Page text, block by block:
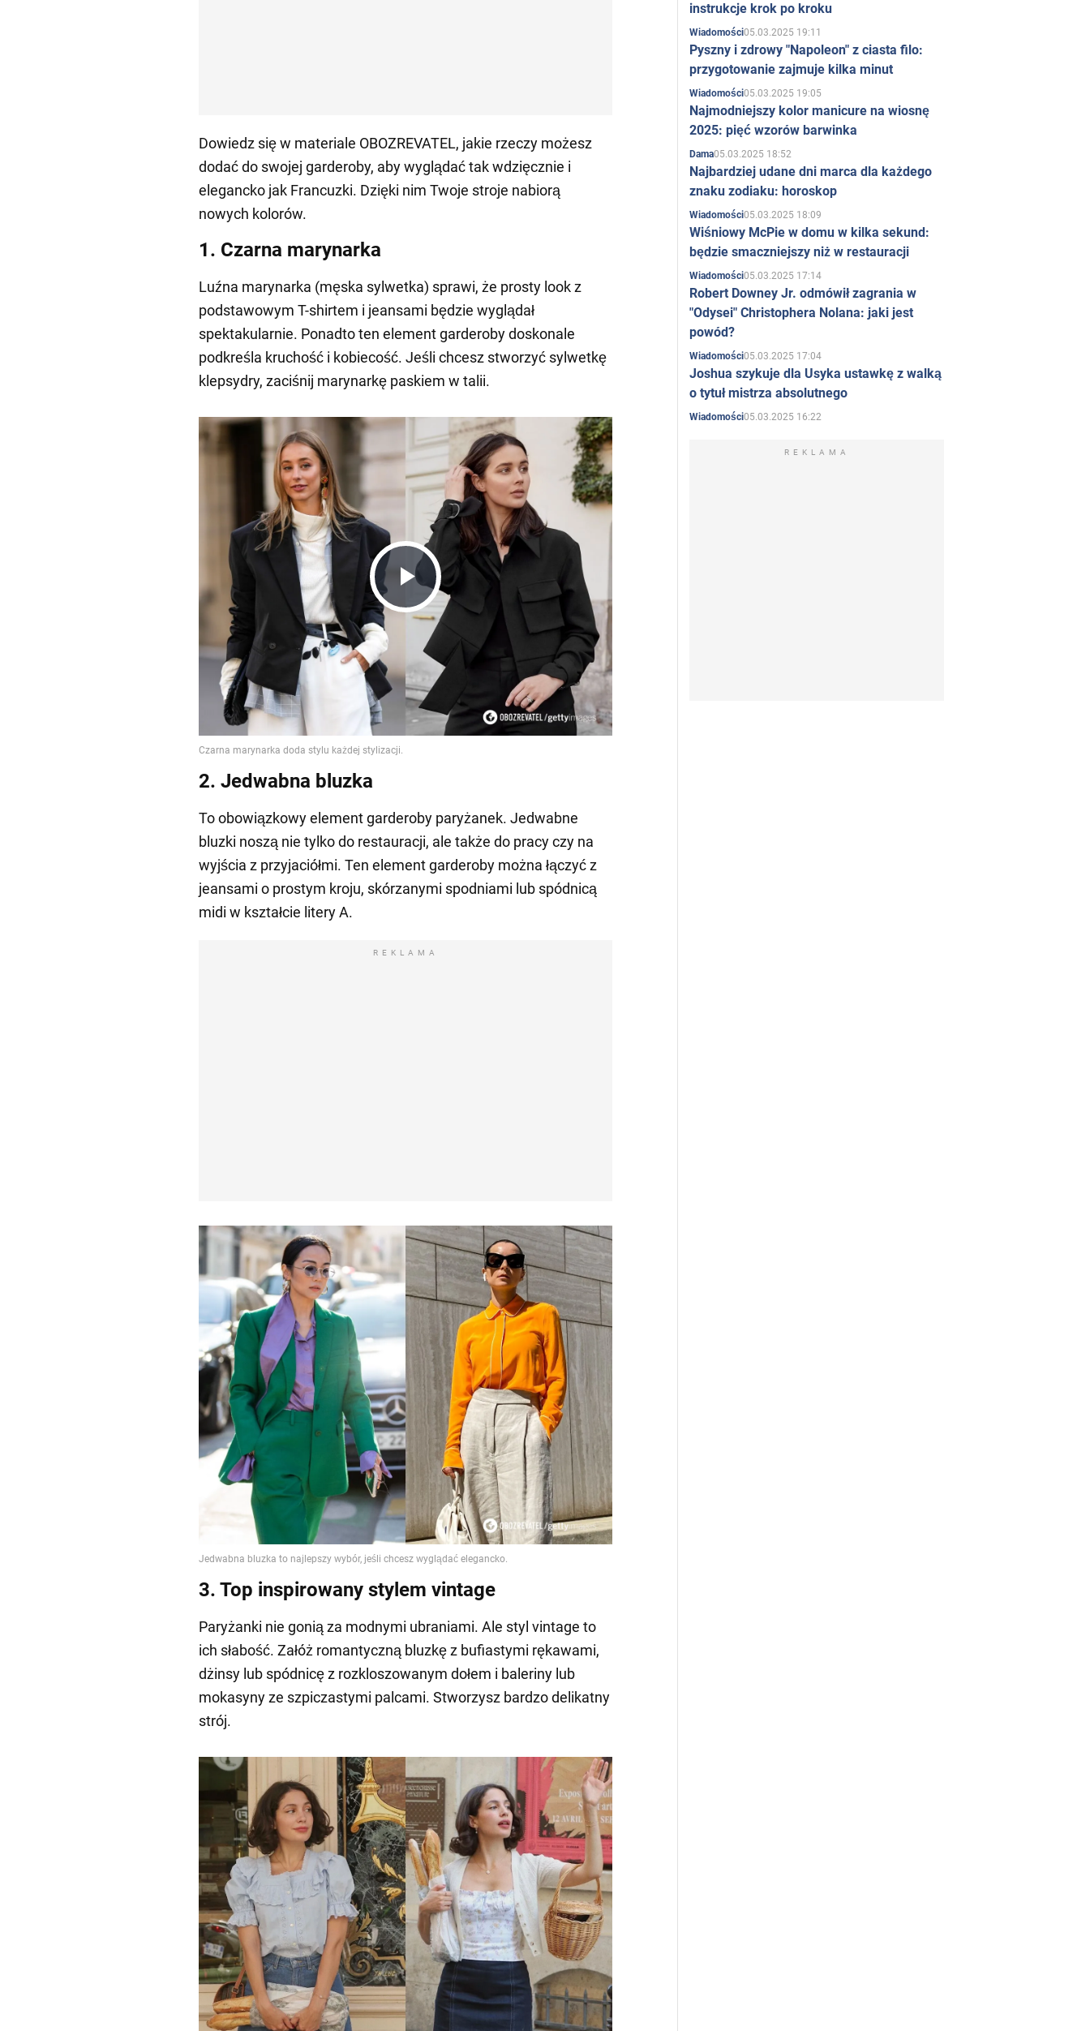
Dowiedz się w materiale OBOZREVATEL, jakie rzeczy możesz
dodać do swojej garderoby, aby wyglądać tak wdzięcznie i
elegancko jak Francuzki. Dzięki nim Twoje stroje nabiorą
nowych kolorów.
1. Czarna marynarka
Luźna marynarka (męska sylwetka) sprawi, że prosty look z
podstawowym T-shirtem i jeansami będzie wyglądał
spektakularnie. Ponadto ten element garderoby doskonale
podkreśla kruchość i kobiecość. Jeśli chcesz stworzyć sylwetkę
klepsydry, zaciśnij marynarkę paskiem w talii.
Play
Video
2. Jedwabna bluzka
To obowiązkowy element garderoby paryżanek. Jedwabne
bluzki noszą nie tylko do restauracji, ale także do pracy czy na
wyjścia z przyjaciółmi. Ten element garderoby można łączyć z
jeansami o prostym kroju, skórzanymi spodniami lub spódnicą
midi w kształcie litery A.
REKLAMA
3. Top inspirowany stylem vintage
Paryżanki nie gonią za modnymi ubraniami. Ale styl vintage to
ich słabość. Załóż romantyczną bluzkę z bufiastymi rękawami,
dżinsy lub spódnicę z rozkloszowanym dołem i baleriny lub
mokasyny ze szpiczastymi palcami. Stworzysz bardzo delikatny
strój.
instrukcje krok po kroku
Wiadomości05.03.2025 19:11
Pyszny i zdrowy "Napoleon" z ciasta filo:
przygotowanie zajmuje kilka minut
Wiadomości05.03.2025 19:05
Najmodniejszy kolor manicure na wiosnę
2025: pięć wzorów barwinka
Dama05.03.2025 18:52
Najbardziej udane dni marca dla każdego
znaku zodiaku: horoskop
Wiadomości05.03.2025 18:09
Wiśniowy McPie w domu w kilka sekund:
będzie smaczniejszy niż w restauracji
Wiadomości05.03.2025 17:14
Robert Downey Jr. odmówił zagrania w
"Odysei" Christophera Nolana: jaki jest
powód?
Wiadomości05.03.2025 17:04
Joshua szykuje dla Usyka ustawkę z walką
o tytuł mistrza absolutnego
Wiadomości05.03.2025 16:22
REKLAMA